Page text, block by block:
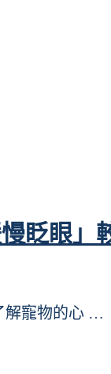
眨眼」
解寵物的心 …